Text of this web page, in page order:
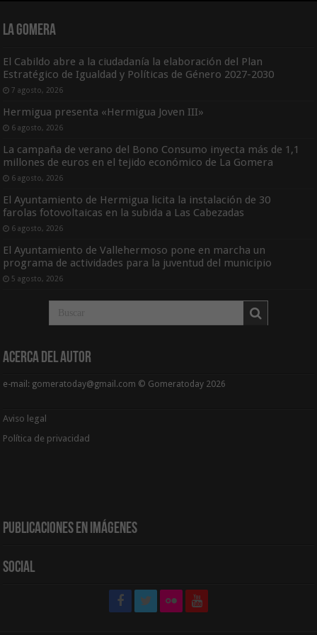
La Gomera
El Cabildo abre a la ciudadanía la elaboración del Plan
Estratégico de Igualdad y Políticas de Género 2027-2030
7 agosto, 2026
Hermigua presenta «Hermigua Joven III»
6 agosto, 2026
La campaña de verano del Bono Consumo inyecta más de 1,1
millones de euros en el tejido económico de La Gomera
6 agosto, 2026
El Ayuntamiento de Hermigua licita la instalación de 30
farolas fotovoltaicas en la subida a Las Cabezadas
6 agosto, 2026
El Ayuntamiento de Vallehermoso pone en marcha un
programa de actividades para la juventud del municipio
5 agosto, 2026
Acerca del Autor
e-mail: gomeratoday@gmail.com © Gomeratoday 2026
Aviso legal
Política de privacidad
Publicaciones en Imágenes
Social